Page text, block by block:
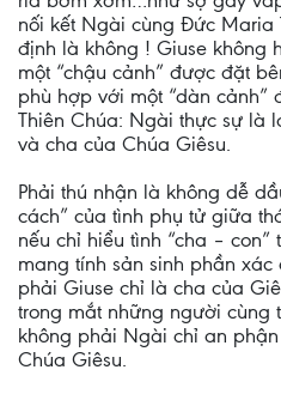
nối kết Ngài cùng Đức Maria
định là không ! Giuse không
một “chậu cảnh” được đặt
phù hợp với một “dàn
Thiên Chúa: Ngài thực sự là
và cha của Chúa Giêsu.
Phải thú nhận là không dễ
cách” của tình phụ tử giữa
nếu chỉ hiểu tình “cha –
mang tính sản sinh phần
phải Giuse chỉ là cha của
trong mắt những người cùng
không phải Ngài chỉ an
Chúa Giêsu.